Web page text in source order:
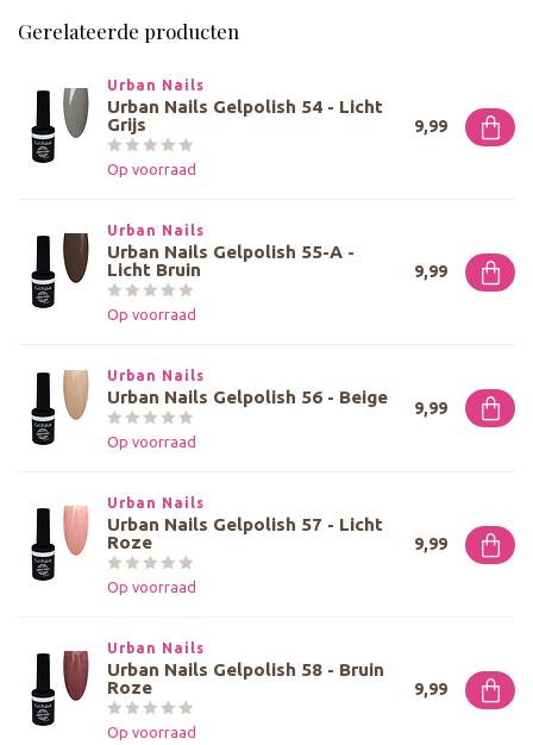
Gerelateerde producten
Urban Nails
Urban Nails Gelpolish 54 - Licht
Grijs
Op voorraad
9,99
Urban Nails
Urban Nails Gelpolish 55-A -
Licht Bruin
Op voorraad
9,99
Urban Nails
Urban Nails Gelpolish 56 - Beige
Op voorraad
9,99
Urban Nails
Urban Nails Gelpolish 57 - Licht
Roze
Op voorraad
9,99
Urban Nails
Urban Nails Gelpolish 58 - Bruin
Roze
Op voorraad
9,99